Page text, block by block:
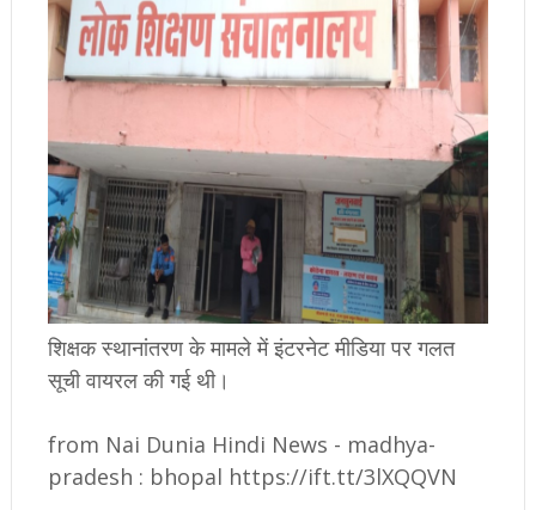
शिक्षक स्थानांतरण के मामले में इंटरनेट मीडिया पर गलत
सूची वायरल की गई थी।
from Nai Dunia Hindi News - madhya-
pradesh : bhopal https://ift.tt/3lXQQVN